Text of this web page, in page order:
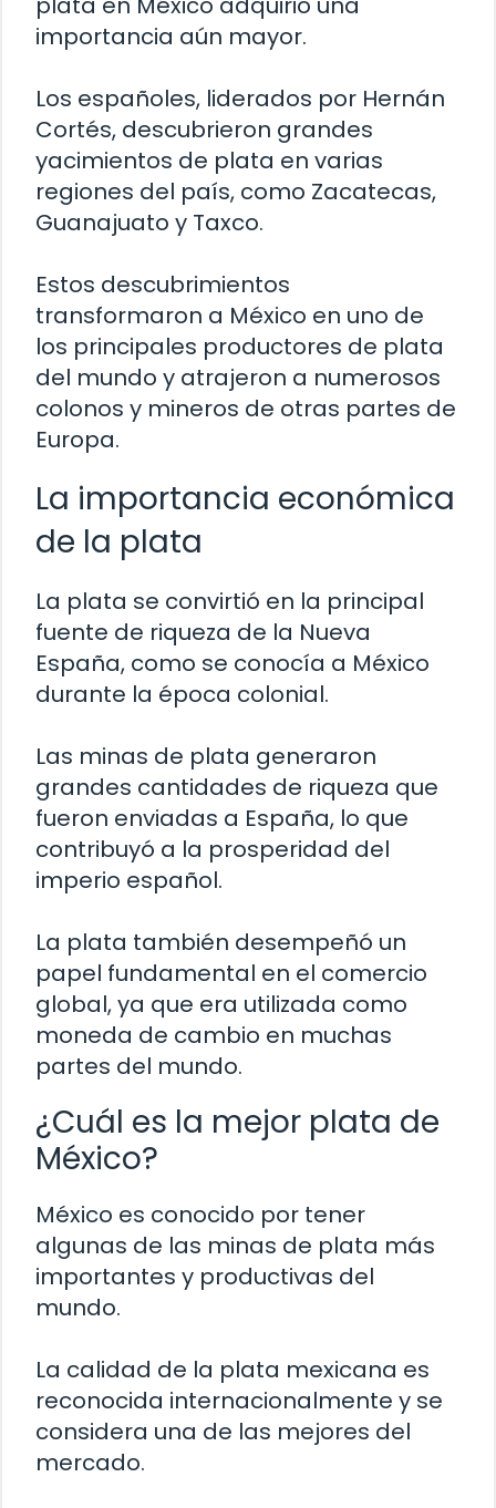
importancia aún mayor.
Los españoles, liderados por Hernán
Cortés, descubrieron grandes
yacimientos de plata en varias
regiones del país, como Zacatecas,
Guanajuato y Taxco.
Estos descubrimientos
transformaron a México en uno de
los principales productores de plata
del mundo y atrajeron a numerosos
colonos y mineros de otras partes de
Europa.
La importancia económica
de la plata
La plata se convirtió en la principal
fuente de riqueza de la Nueva
España, como se conocía a México
durante la época colonial.
Las minas de plata generaron
grandes cantidades de riqueza que
fueron enviadas a España, lo que
contribuyó a la prosperidad del
imperio español.
La plata también desempeñó un
papel fundamental en el comercio
global, ya que era utilizada como
moneda de cambio en muchas
partes del mundo.
¿Cuál es la mejor plata de
México?
México es conocido por tener
algunas de las minas de plata más
importantes y productivas del
mundo.
La calidad de la plata mexicana es
reconocida internacionalmente y se
considera una de las mejores del
mercado.